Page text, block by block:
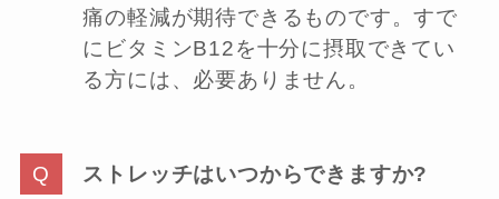
痛の軽減が期待できるものです。すで
にビタミンB12を十分に摂取できてい
る方には、必要ありません。
ストレッチはいつからできますか?